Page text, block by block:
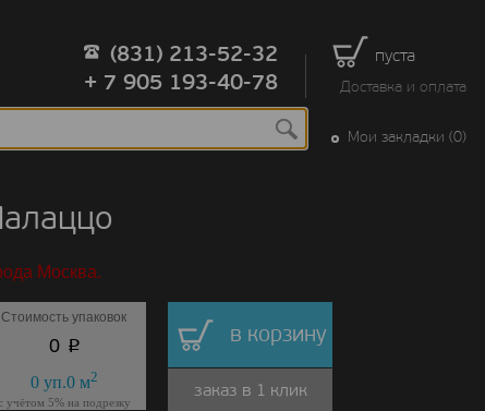
пуста
Доставка и оплата
(831) 213-52-32
+ 7 905 193-40-78
Мои закладки (0)
Москва.
Стоимость упаковок
0 p
0уп.0м2
учётом 5% на подрезку
в корзину
заказ в 1 клик